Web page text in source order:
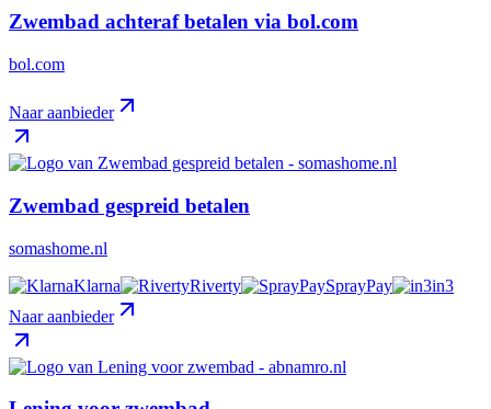
Zwembad achteraf betalen via bol.com
bol.com
Naar aanbieder
Zwembad gespreid betalen
somashome.nl
Klarna
Riverty SprayPay
in3
Naar aanbieder